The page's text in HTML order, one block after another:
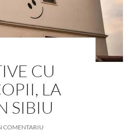
CU
LA
SIBIU
COMENTARIU